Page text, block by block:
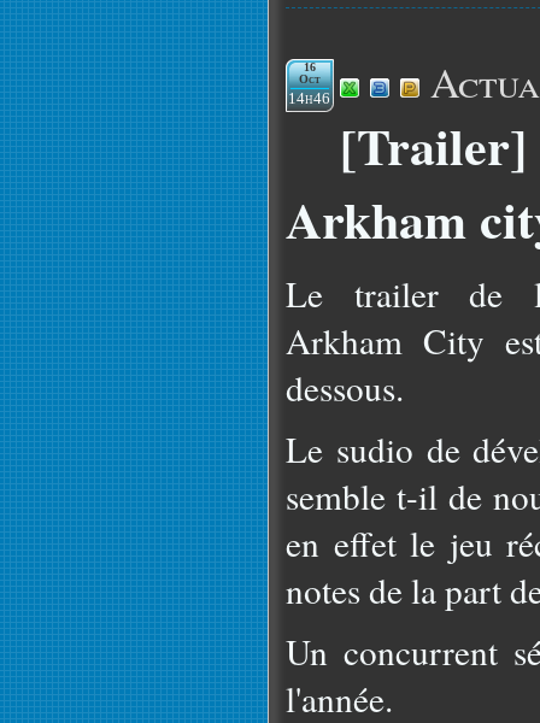
16
Oct
14h46
[Trailer]
Arkham
Le trailer de
Arkham City
dessous.
Le sudio de
semble t-il de
en effet le jeu
notes de la part
Un concurrent
l'année.